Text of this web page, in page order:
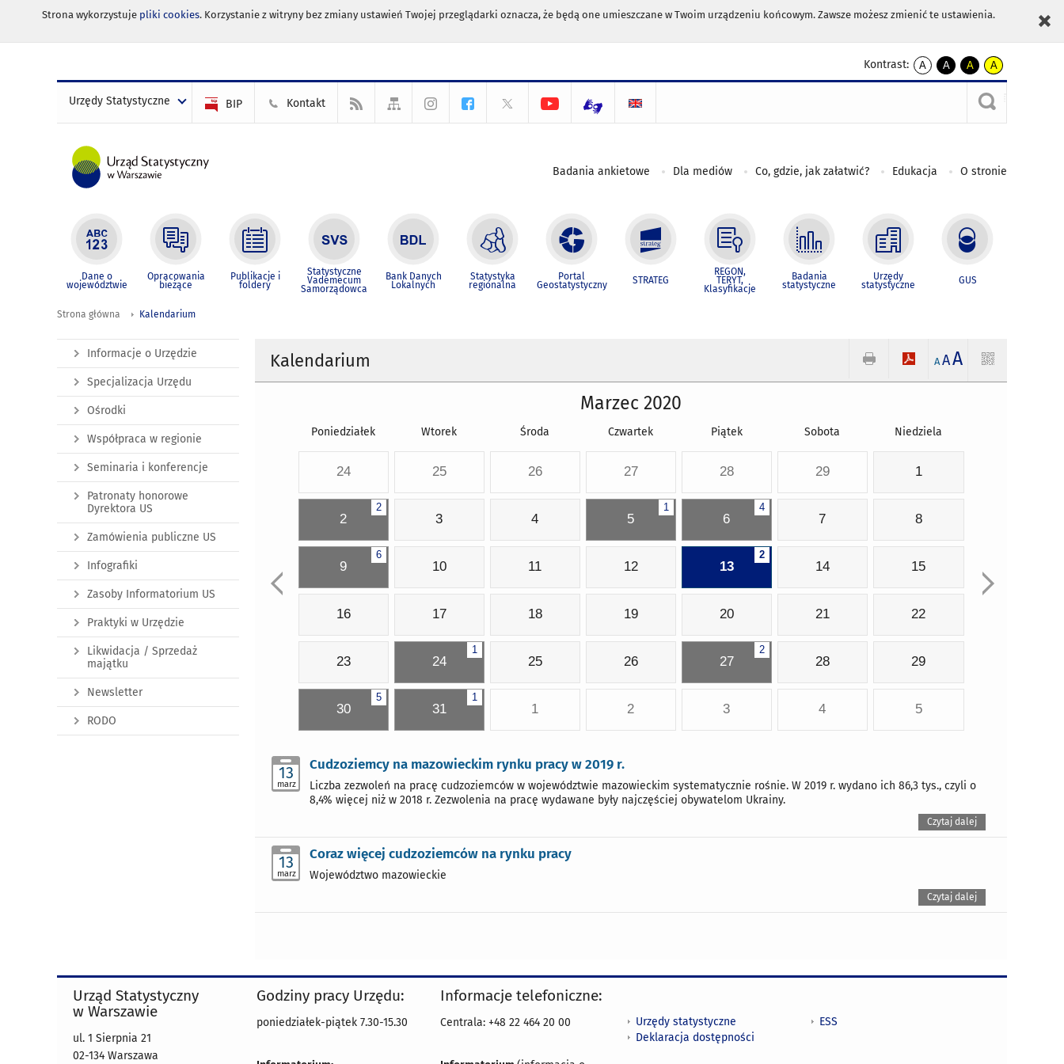
Strona wykorzystuje pliki cookies. Korzystanie z witryny bez zmiany ustawień Twojej przeglądarki oznacza, że będą one umieszczane w Twoim urządzeniu końcowym. Zawsze możesz zmienić te ustawienia.
Kontrast:
A
kontrast
A
kontrast
czarnym
A
kontrast
żółty
tekst
czarnym
A
kontrast
czarny
tekst
żółtym
Urzędy Statystyczne BIP Kontakt
Badania ankietowe Dla mediów Co, gdzie, jak załatwić? Edukacja O stronie
Dane o
województwie
Opracowania
bieżące
Publikacje i
foldery
Statystyczne
Vademecum
Samorządowca
Bank Danych
Lokalnych
Statystyka
regionalna
Portal
Geostatystyczny STRATEG
REGON,
TERYT,
Klasyfikacje
Badania
statystyczne
Urzędy
statystyczne GUS
Strona główna Kalendarium
Kalendarium A AA
Marzec 2020
Poniedziałek Wtorek Środa Czwartek Piątek Sobota Niedziela
24 25 26 27 28 29 1
2
2 3 4
1
5
4
6 7 8
6
9 10 11 12
2
13 14 15
16 17 18 19 20 21 22
23
1
24 25 26
2
27 28 29
5
30
1
31 1 2 3 4 5
13
marz
Cudzoziemcy na mazowieckim rynku pracy w 2019 r.
Liczba zezwoleń na pracę cudzoziemców w województwie mazowieckim systematycznie rośnie. W 2019 r. wydano ich 86,3 tys., czyli o
8,4% więcej niż w 2018 r. Zezwolenia na pracę wydawane były najczęściej obywatelom Ukrainy.
Czytaj dalej
13
marz
Coraz więcej cudzoziemców na rynku pracy
Województwo mazowieckie
Czytaj dalej
Informacje o Urzędzie
Specjalizacja Urzędu
Ośrodki
Współpraca w regionie
Seminaria i konferencje
Patronaty honorowe
Dyrektora US
Zamówienia publiczne US
Infografiki
Zasoby Informatorium US
Praktyki w Urzędzie
Likwidacja / Sprzedaż
majątku
Newsletter
RODO
Urząd Statystyczny
w Warszawie
ul. 1 Sierpnia 21
02-134 Warszawa
Godziny pracy Urzędu:
poniedziałek-piątek 7.30-15.30
Informacje telefoniczne:
Centrala: +48 22 464 20 00
Urzędy statystyczne
Deklaracja dostępności
ESS